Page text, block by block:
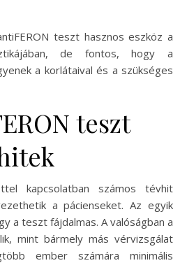
teszt hasznos eszköz a
de fontos, hogy a
a korlátaival és a szükséges
teszt
kapcsolatban számos tévhit
a pácienseket. Az egyik
a teszt fájdalmas. A valóságban a
mint bármely más vérvizsgálat
ember számára minimális